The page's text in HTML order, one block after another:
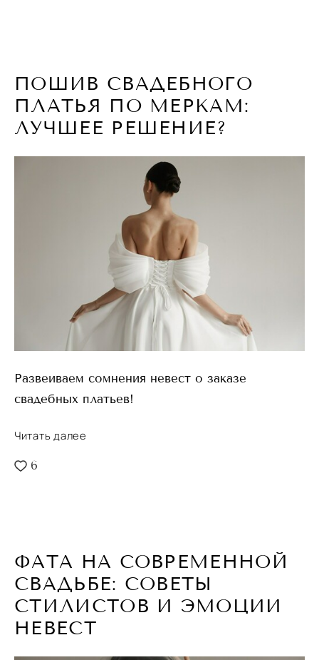
ПОШИВ СВАДЕБНОГО
ПЛАТЬЯ ПО МЕРКАМ:
ЛУЧШЕЕ РЕШЕНИЕ?
Развеиваем сомнения невест о заказе
свадебных платьев!
Читать далее
6
ФАТА НА СОВРЕМЕННОЙ
СВАДЬБЕ: СОВЕТЫ
СТИЛИСТОВ И ЭМОЦИИ
НЕВЕСТ